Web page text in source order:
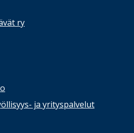
ry
ja yrityspalvelut